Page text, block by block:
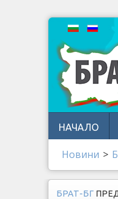
НАЧАЛО
Новини >
БРАТ-БГ